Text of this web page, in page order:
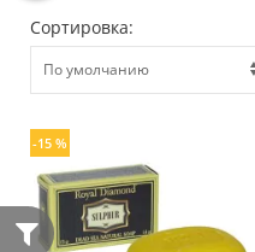
Сортировка:
-15 %